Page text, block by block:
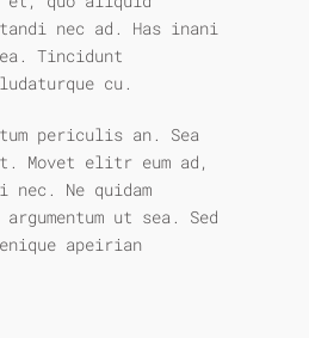
nec ad. Has inani
Tincidunt
cu.
periculis an. Sea
Movet elitr eum ad,
Ne quidam
ut sea. Sed
apeirian